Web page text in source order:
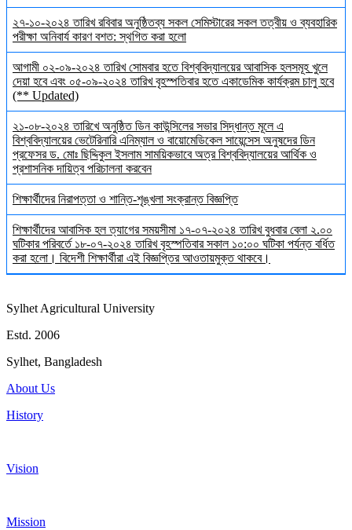
২৭-১০-২০২৪ তারিখ রবিবার অনুষ্ঠিতব্য সকল সেমিস্টারের সকল তত্বীয় ও ব্যবহারিক
পরীক্ষা অনিবার্য কারণ বশত: স্থগিত করা হলো
আগামী ০২-০৯-২০২৪ তারিখ সোমবার হতে বিশ্ববিদ্যালয়ের আবাসিক হলসমূহ খুলে
দেয়া হবে এবং ০৫-০৯-২০২৪ তারিখ বৃহস্পতিবার হতে একাডেমিক কার্যক্রম চালু হবে
(** Updated)
২১-০৮-২০২৪ তারিখে অনুষ্ঠিত ডিন কাউন্সিলের সভার সিদ্ধান্ত মূলে এ
বিশ্ববিদ্যালয়ের ভেটেরিনারি এনিম্যাল ও বায়োমেডিকেল সায়েন্সেস অনুষদের ডিন
প্রফেসর ড. মোঃ ছিদ্দিকুল ইসলাম সাময়িকভাবে অত্র বিশ্ববিদ্যালয়ের আর্থিক ও
প্রশাসনিক দায়িত্ব পরিচালনা করবেন
শিক্ষার্থীদের নিরাপত্তা ও শান্তি-শৃঙ্খলা সংক্রান্ত বিজ্ঞপ্তি
শিক্ষার্থীদের আবাসিক হল ত্যাগের সময়সীমা ১৭-০৭-২০২৪ তারিখ বুধবার বেলা ২.০০
ঘটিকার পরিবর্তে ১৮-০৭-২০২৪ তারিখ বৃহস্পতিবার সকাল ১০:০০ ঘটিকা পর্যন্ত বর্ধিত
করা হলো। বিদেশী শিক্ষার্থীরা এই বিজ্ঞপ্তির আওতায়মুক্ত থাকবে।
Sylhet Agricultural University
Estd. 2006
Sylhet, Bangladesh
About Us
History
Vision
Mission